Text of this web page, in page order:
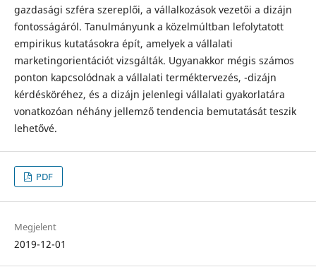
gazdasági szféra szereplői, a vállalkozások vezetői a dizájn
fontosságáról. Tanulmányunk a közelmúltban lefolytatott
empirikus kutatásokra épít, amelyek a vállalati
marketingorientációt vizsgálták. Ugyanakkor mégis számos
ponton kapcsolódnak a vállalati terméktervezés, -dizájn
kérdésköréhez, és a dizájn jelenlegi vállalati gyakorlatára
vonatkozóan néhány jellemző tendencia bemutatását teszik
lehetővé.
PDF
Megjelent
2019-12-01